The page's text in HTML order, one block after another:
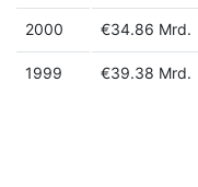
2000 €34.86 Mrd.
1999 €39.38 Mrd.